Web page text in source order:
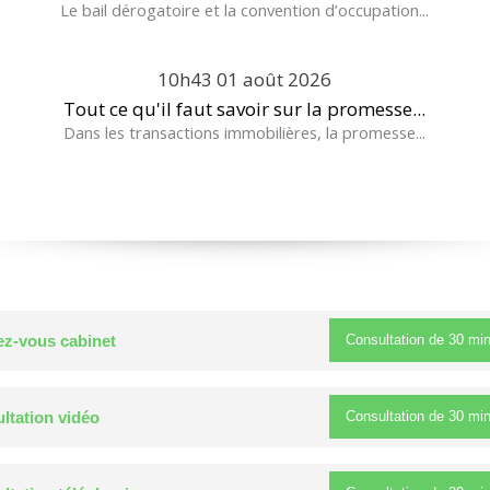
Le bail dérogatoire et la convention d’occupation...
10h43 01 août 2026
Tout ce qu'il faut savoir sur la promesse...
Dans les transactions immobilières, la promesse...
vous cabinet Consultation de 30 min
vidéo Consultation de 30 min